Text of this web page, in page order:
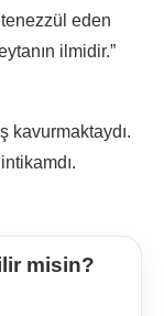
eden
ilmidir.”
kavurmaktaydı.
misin?